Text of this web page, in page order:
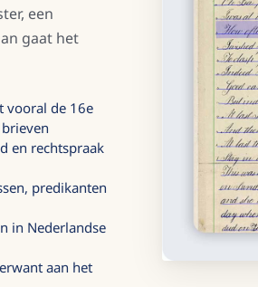
een
gaat het
vooral de 16e
en rechtspraak
predikanten
in Nederlandse
aan het